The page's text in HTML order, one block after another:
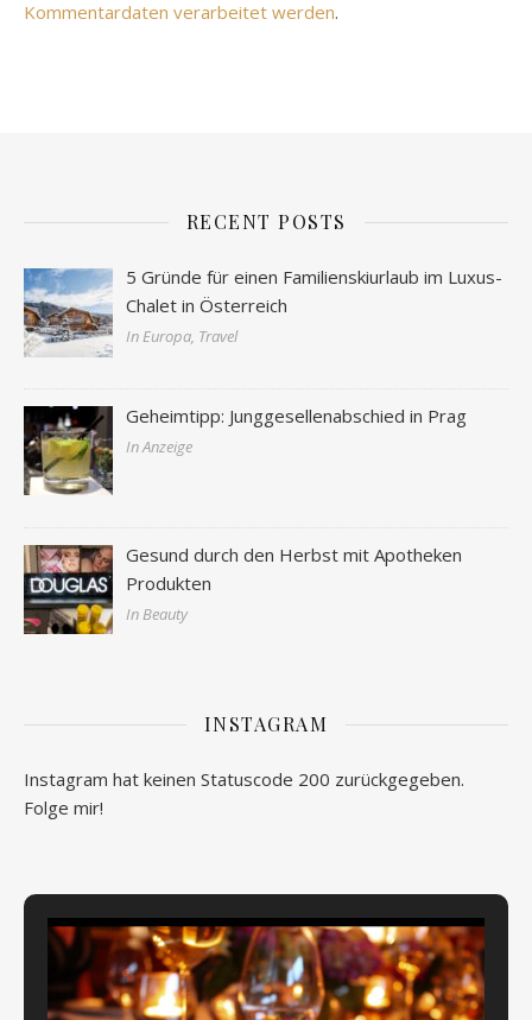
Kommentardaten verarbeitet werden.
RECENT POSTS
5 Gründe für einen Familienskiurlaub im Luxus-
Chalet in Österreich
In Europa, Travel
Geheimtipp: Junggesellenabschied in Prag
In Anzeige
Gesund durch den Herbst mit Apotheken
Produkten
In Beauty
INSTAGRAM
Instagram hat keinen Statuscode 200 zurückgegeben.
Folge mir!